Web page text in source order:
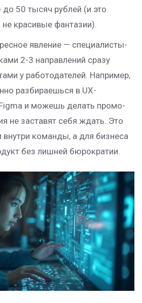
50 тысяч рублей (и это
красивые фантазии).
явление — специалисты-
2-3 направлений сразу
у работодателей. Например,
разбираешься в UX-
и можешь делать промо-
не заставят себя ждать. Это
команды, а для бизнеса
без лишней бюрократии.